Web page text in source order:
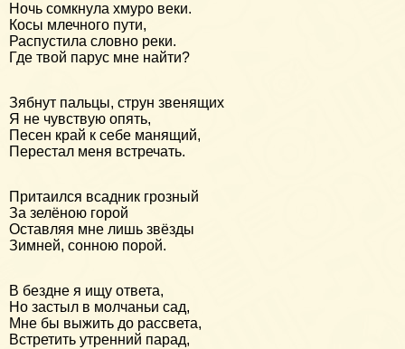
Ночь сомкнула хмуро веки.
Косы млечного пути,
Распустила словно реки.
Где твой парус мне найти?
Зябнут пальцы, струн звенящих
Я не чувствую опять,
Песен край к себе манящий,
Перестал меня встречать.
Притаился всадник грозный
За зелёною горой
Оставляя мне лишь звёзды
Зимней, сонною порой.
В бездне я ищу ответа,
Но застыл в молчаньи сад,
Мне бы выжить до рассвета,
Встретить утренний парад,